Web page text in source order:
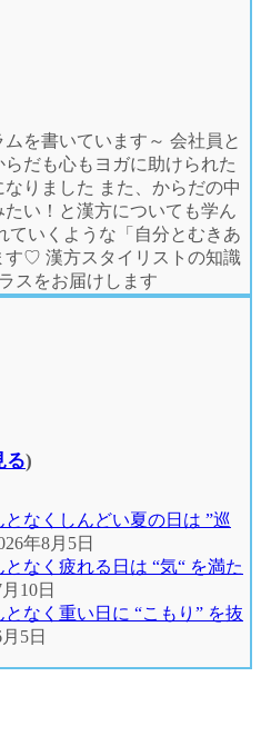
を書いています～ 会社員と
だも心もヨガに助けられた
りました また、からだの中
い！と漢方についても学ん
ていくような「自分とむきあ
す♡ 漢方スタイリストの知識
スをお届けします
る)
なくしんどい夏の日は ”巡
年8月5日
なく疲れる日は “気“ を満た
10日
なく重い日に “こもり” を抜
5日